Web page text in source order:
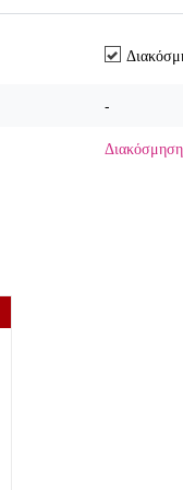
-
Διακόσμηση